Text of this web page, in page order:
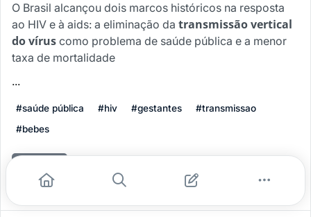
O Brasil alcançou dois marcos históricos na resposta
ao HIV e à aids: a eliminação da transmissão vertical
do vírus como problema de saúde pública e a menor
taxa de mortalidade
...
#saúde pública #hiv #gestantes
#transmissao
#bebes
Leia mais